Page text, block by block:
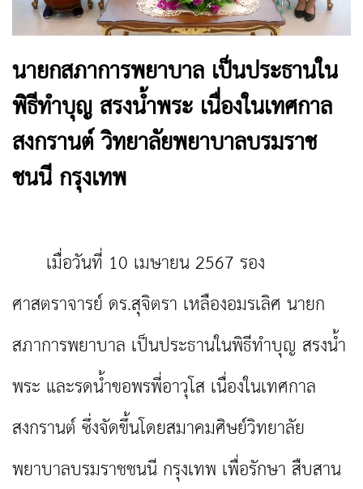
นายกสภาการพยาบาล เป็นประธานใน
พิธีทำบุญ สรงน้ำพระ เนื่องในเทศกาล
สงกรานต์ วิทยาลัยพยาบาลบรมราช
ชนนี กรุงเทพ
เมื่อวันที่ 10 เมษายน 2567 รอง
ศาสตราจารย์ ดร.สุจิตรา เหลืองอมรเลิศ นายก
สภาการพยาบาล เป็นประธานในพิธีทำบุญ สรงน้ำ
พระ และรดน้ำขอพรพี่อาวุโส เนื่องในเทศกาล
สงกรานต์ ซึ่งจัดขึ้นโดยสมาคมศิษย์วิทยาลัย
พยาบาลบรมราชชนนี กรุงเทพ เพื่อรักษา สืบสาน